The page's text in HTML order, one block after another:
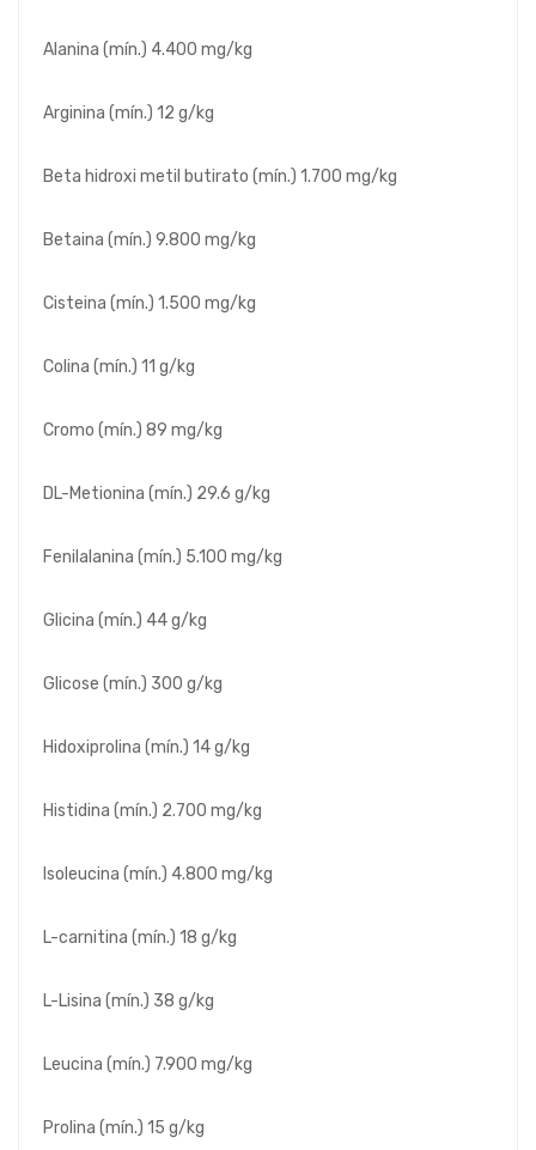
Alanina (mín.) 4.400 mg/kg
Arginina (mín.) 12 g/kg
Beta hidroxi metil butirato (mín.) 1.700 mg/kg
Betaina (mín.) 9.800 mg/kg
Cisteina (mín.) 1.500 mg/kg
Colina (mín.) 11 g/kg
Cromo (mín.) 89 mg/kg
DL-Metionina (mín.) 29.6 g/kg
Fenilalanina (mín.) 5.100 mg/kg
Glicina (mín.) 44 g/kg
Glicose (mín.) 300 g/kg
Hidoxiprolina (mín.) 14 g/kg
Histidina (mín.) 2.700 mg/kg
Isoleucina (mín.) 4.800 mg/kg
L-carnitina (mín.) 18 g/kg
L-Lisina (mín.) 38 g/kg
Leucina (mín.) 7.900 mg/kg
Prolina (mín.) 15 g/kg